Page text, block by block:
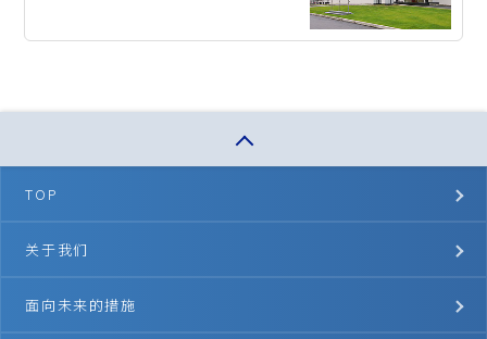
TOP
关于我们
面向未来的措施